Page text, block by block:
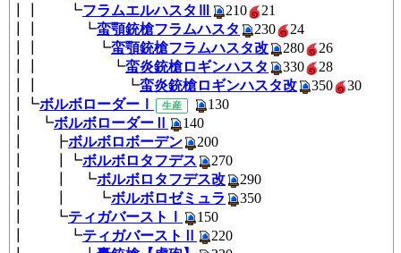
┃┃ ┗フラムエルハスタⅢ 210
┃┃ ┗蛮顎銃槍フラムハスタ 230
┃┃ ┗蛮顎銃槍フラムハスタ改 280
┃┃ ┗蛮炎銃槍ロギンハスタ 330
┃┃ ┗蛮炎銃槍ロギンハスタ改 350
┃┗ボルボローダーⅠ 生産
130
┃ ┗ボルボローダーⅡ
140
┃ ┣ボルボロボーデン
200
┃ ┃┗ボルボロタフデス
270
┃ ┃ ┗ボルボロタフデス改
290
┃ ┃ ┗ボルボロゼミュラ
350
┃ ┗ティガバーストⅠ
150
┃ ┗ティガバーストⅡ
220